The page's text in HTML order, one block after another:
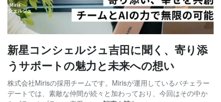
新星コンシェルジュ吉田に聞く、寄り添
うサポートの魅力と未来への想い
株式会社Mirisの採用チームです。Mirisが運用しているバチェラー
デートでは、素敵な仲間が続々と加わっており、今回はその中か